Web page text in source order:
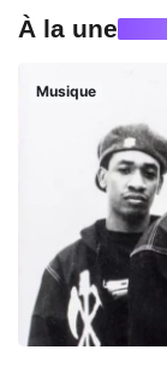
À la une
Musique